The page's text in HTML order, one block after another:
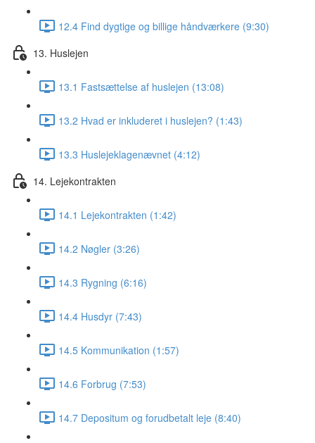
12.4 Find dygtige og billige håndværkere (9:30)
13. Huslejen
13.1 Fastsættelse af huslejen (13:08)
13.2 Hvad er inkluderet i huslejen? (1:43)
13.3 Huslejeklagenævnet (4:12)
14. Lejekontrakten
14.1 Lejekontrakten (1:42)
14.2 Nøgler (3:26)
14.3 Rygning (6:16)
14.4 Husdyr (7:43)
14.5 Kommunikation (1:57)
14.6 Forbrug (7:53)
14.7 Depositum og forudbetalt leje (8:40)